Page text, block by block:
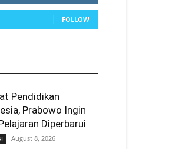
FOLLOW
Pendidikan
Prabowo Ingin
Diperbarui
August 8, 2026